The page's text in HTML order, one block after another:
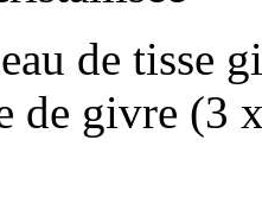
de tisse
de givre (3